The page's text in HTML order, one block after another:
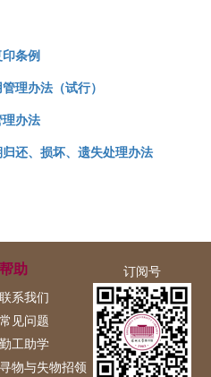
条例
理办法（试行）
办法
还、损坏、遗失处理办法
帮助
联系我们
常见问题
勤工助学
寻物与失物招领
订阅号